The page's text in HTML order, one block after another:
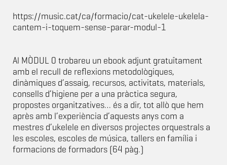
https://music.cat/ca/formacio/cat-ukelele-ukelela-
cantem-i-toquem-sense-parar-modul-1
Al MÒDUL 0 trobareu un ebook adjunt gratuïtament
amb el recull de reflexions metodològiques,
dinàmiques d’assaig, recursos, activitats, materials,
consells d’higiene per a una pràctica segura,
propostes organitzatives… és a dir, tot allò que hem
après amb l’experiència d’aquests anys com a
mestres d’ukelele en diversos projectes orquestrals a
les escoles, escoles de música, tallers en família i
formacions de formadors (64 pàg.)